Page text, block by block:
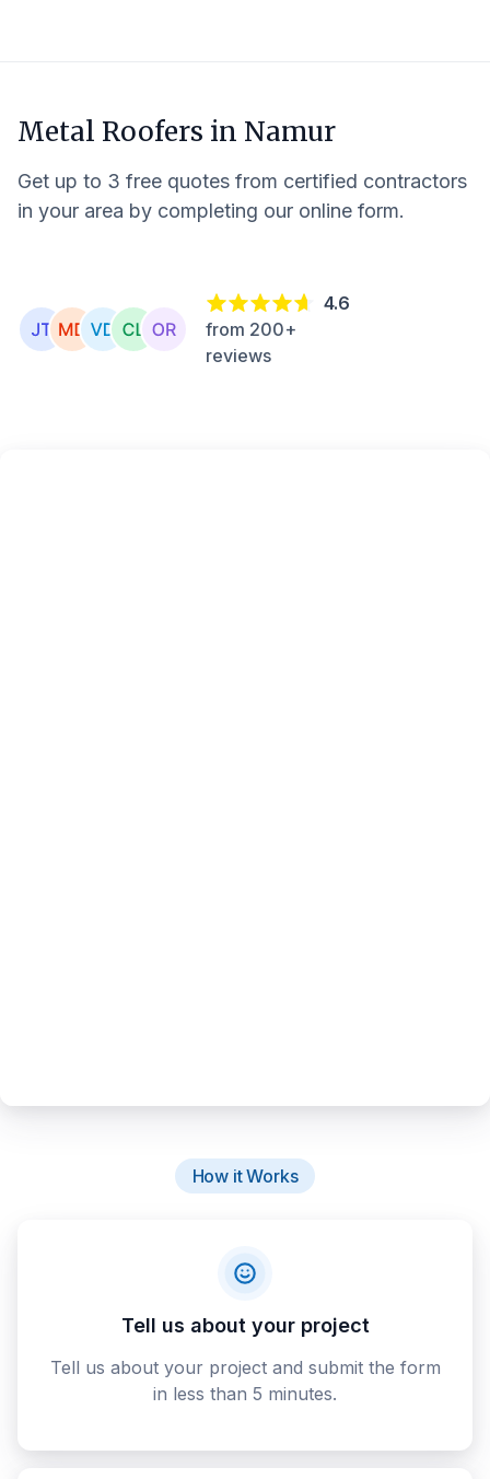
Metal Roofers in Namur
Get up to 3 free quotes from certified contractors
in your area by completing our online form.
4.6
from 200+
reviews
How it Works
Tell us about your project
Tell us about your project and submit the form
in less than 5 minutes.